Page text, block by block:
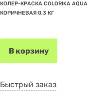
КОЛЕР-КРАСКА COLORIKA AQUA
КОРИЧНЕВАЯ 0,3 КГ
В корзину
Быстрый заказ